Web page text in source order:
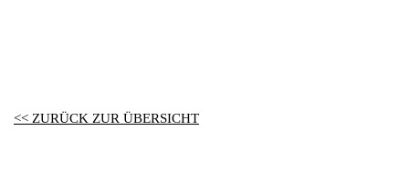
<< ZURÜCK ZUR ÜBERSICHT